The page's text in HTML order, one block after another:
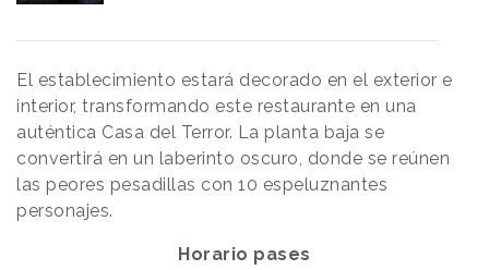
El establecimiento estará decorado en el exterior e
interior, transformando este restaurante en una
auténtica Casa del Terror. La planta baja se
convertirá en un laberinto oscuro, donde se reúnen
las peores pesadillas con 10 espeluznantes
personajes.
Horario pases